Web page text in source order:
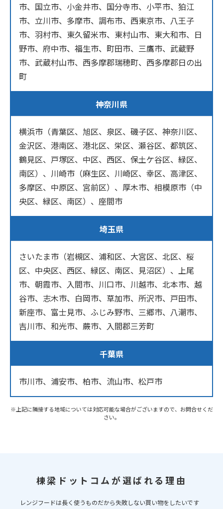
市、国立市、小金井市、国分寺市、小平市、狛江
市、立川市、多摩市、調布市、西東京市、八王子
市、羽村市、東久留米市、東村山市、東大和市、日
野市、府中市、福生市、町田市、三鷹市、武蔵野
市、武蔵村山市、西多摩郡瑞穂町、西多摩郡日の出
町
神奈川県
横浜市（青葉区、旭区、泉区、磯子区、神奈川区、
金沢区、港南区、港北区、栄区、瀬谷区、都筑区、
鶴見区、戸塚区、中区、西区、保土ケ谷区、緑区、
南区）、川崎市（麻生区、川崎区、幸区、高津区、
多摩区、中原区、宮前区）、厚木市、相模原市（中
央区、緑区、南区）、座間市
埼玉県
さいたま市（岩槻区、浦和区、大宮区、北区、桜
区、中央区、西区、緑区、南区、見沼区）、上尾
市、朝霞市、入間市、川口市、川越市、北本市、越
谷市、志木市、白岡市、草加市、所沢市、戸田市、
新座市、富士見市、ふじみ野市、三郷市、八潮市、
吉川市、和光市、蕨市、入間郡三芳町
千葉県
市川市、浦安市、柏市、流山市、松戸市
※上記に隣接する地域については対応可能な場合がございますので、お問合せくだ
さい。
棟梁ドットコムが選ばれる理由
レンジフードは長く使うものだから失敗しない買い物をしたいです